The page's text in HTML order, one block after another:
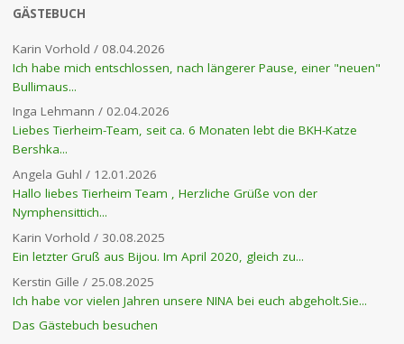
GÄSTEBUCH
Karin Vorhold / 08.04.2026
Ich habe mich entschlossen, nach längerer Pause, einer "neuen"
Bullimaus...
Inga Lehmann / 02.04.2026
Liebes Tierheim-Team, seit ca. 6 Monaten lebt die BKH-Katze
Bershka...
Angela Guhl / 12.01.2026
Hallo liebes Tierheim Team , Herzliche Grüße von der
Nymphensittich...
Karin Vorhold / 30.08.2025
Ein letzter Gruß aus Bijou. Im April 2020, gleich zu...
Kerstin Gille / 25.08.2025
Ich habe vor vielen Jahren unsere NINA bei euch abgeholt.Sie...
Das Gästebuch besuchen